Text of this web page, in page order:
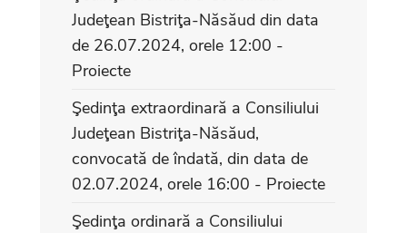
Judeţean Bistriţa-Năsăud din data
de 26.07.2024, orele 12:00 -
Proiecte
Şedinţa extraordinară a Consiliului
Judeţean Bistriţa-Năsăud,
convocată de îndată, din data de
02.07.2024, orele 16:00 - Proiecte
Şedinţa ordinară a Consiliului